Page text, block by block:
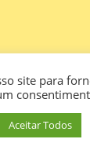
site para
Aceitar Todos